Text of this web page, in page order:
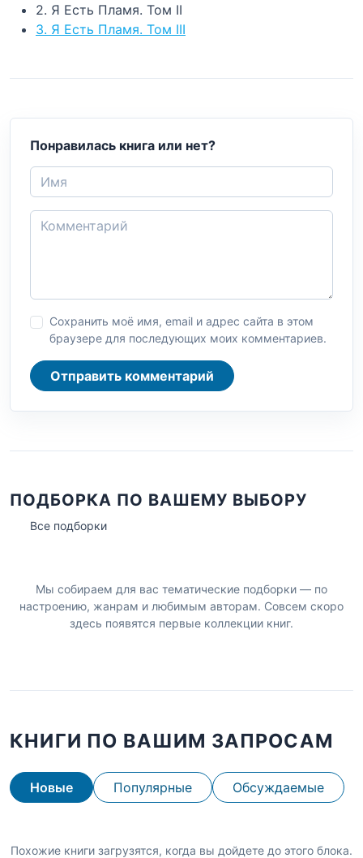
2. Я Есть Пламя. Том II
3. Я Есть Пламя. Том III
Понравилась книга или нет?
Сохранить моё имя, email и адрес сайта в этом
браузере для последующих моих комментариев.
Отправить комментарий
ПОДБОРКА ПО ВАШЕМУ ВЫБОРУ
Все подборки
Мы собираем для вас тематические подборки — по
настроению, жанрам и любимым авторам. Совсем скоро
здесь появятся первые коллекции книг.
КНИГИ ПО ВАШИМ ЗАПРОСАМ
Новые Популярные Обсуждаемые
Похожие книги загрузятся, когда вы дойдете до этого блока.